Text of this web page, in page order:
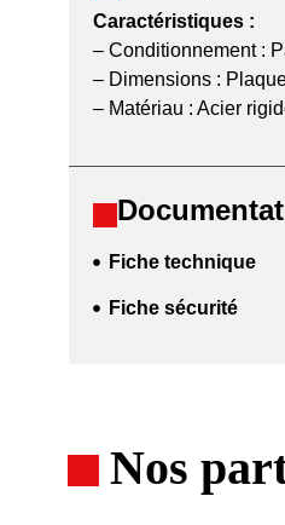
Caractéristiques :
– Conditionnement :
– Dimensions :
– Matériau : Acier
Fiche technique
Fiche sécurité
Nos